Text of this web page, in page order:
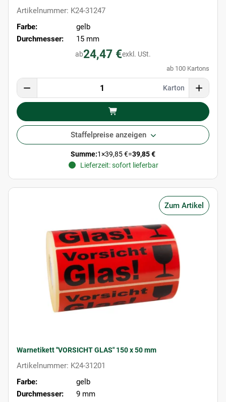
Artikelnummer: K24-31247
Farbe:
gelb
Durchmesser:
15 mm
ab24,47 €exkl. USt.
ab 100 Kartons
Karton
Staffelpreise anzeigen
Summe:1×39,85 €=39,85 €
Lieferzeit: sofort lieferbar
Zum Artikel
Warnetikett "VORSICHT GLAS" 150 x 50 mm
Artikelnummer: K24-31201
Farbe:
gelb
Durchmesser:
9 mm